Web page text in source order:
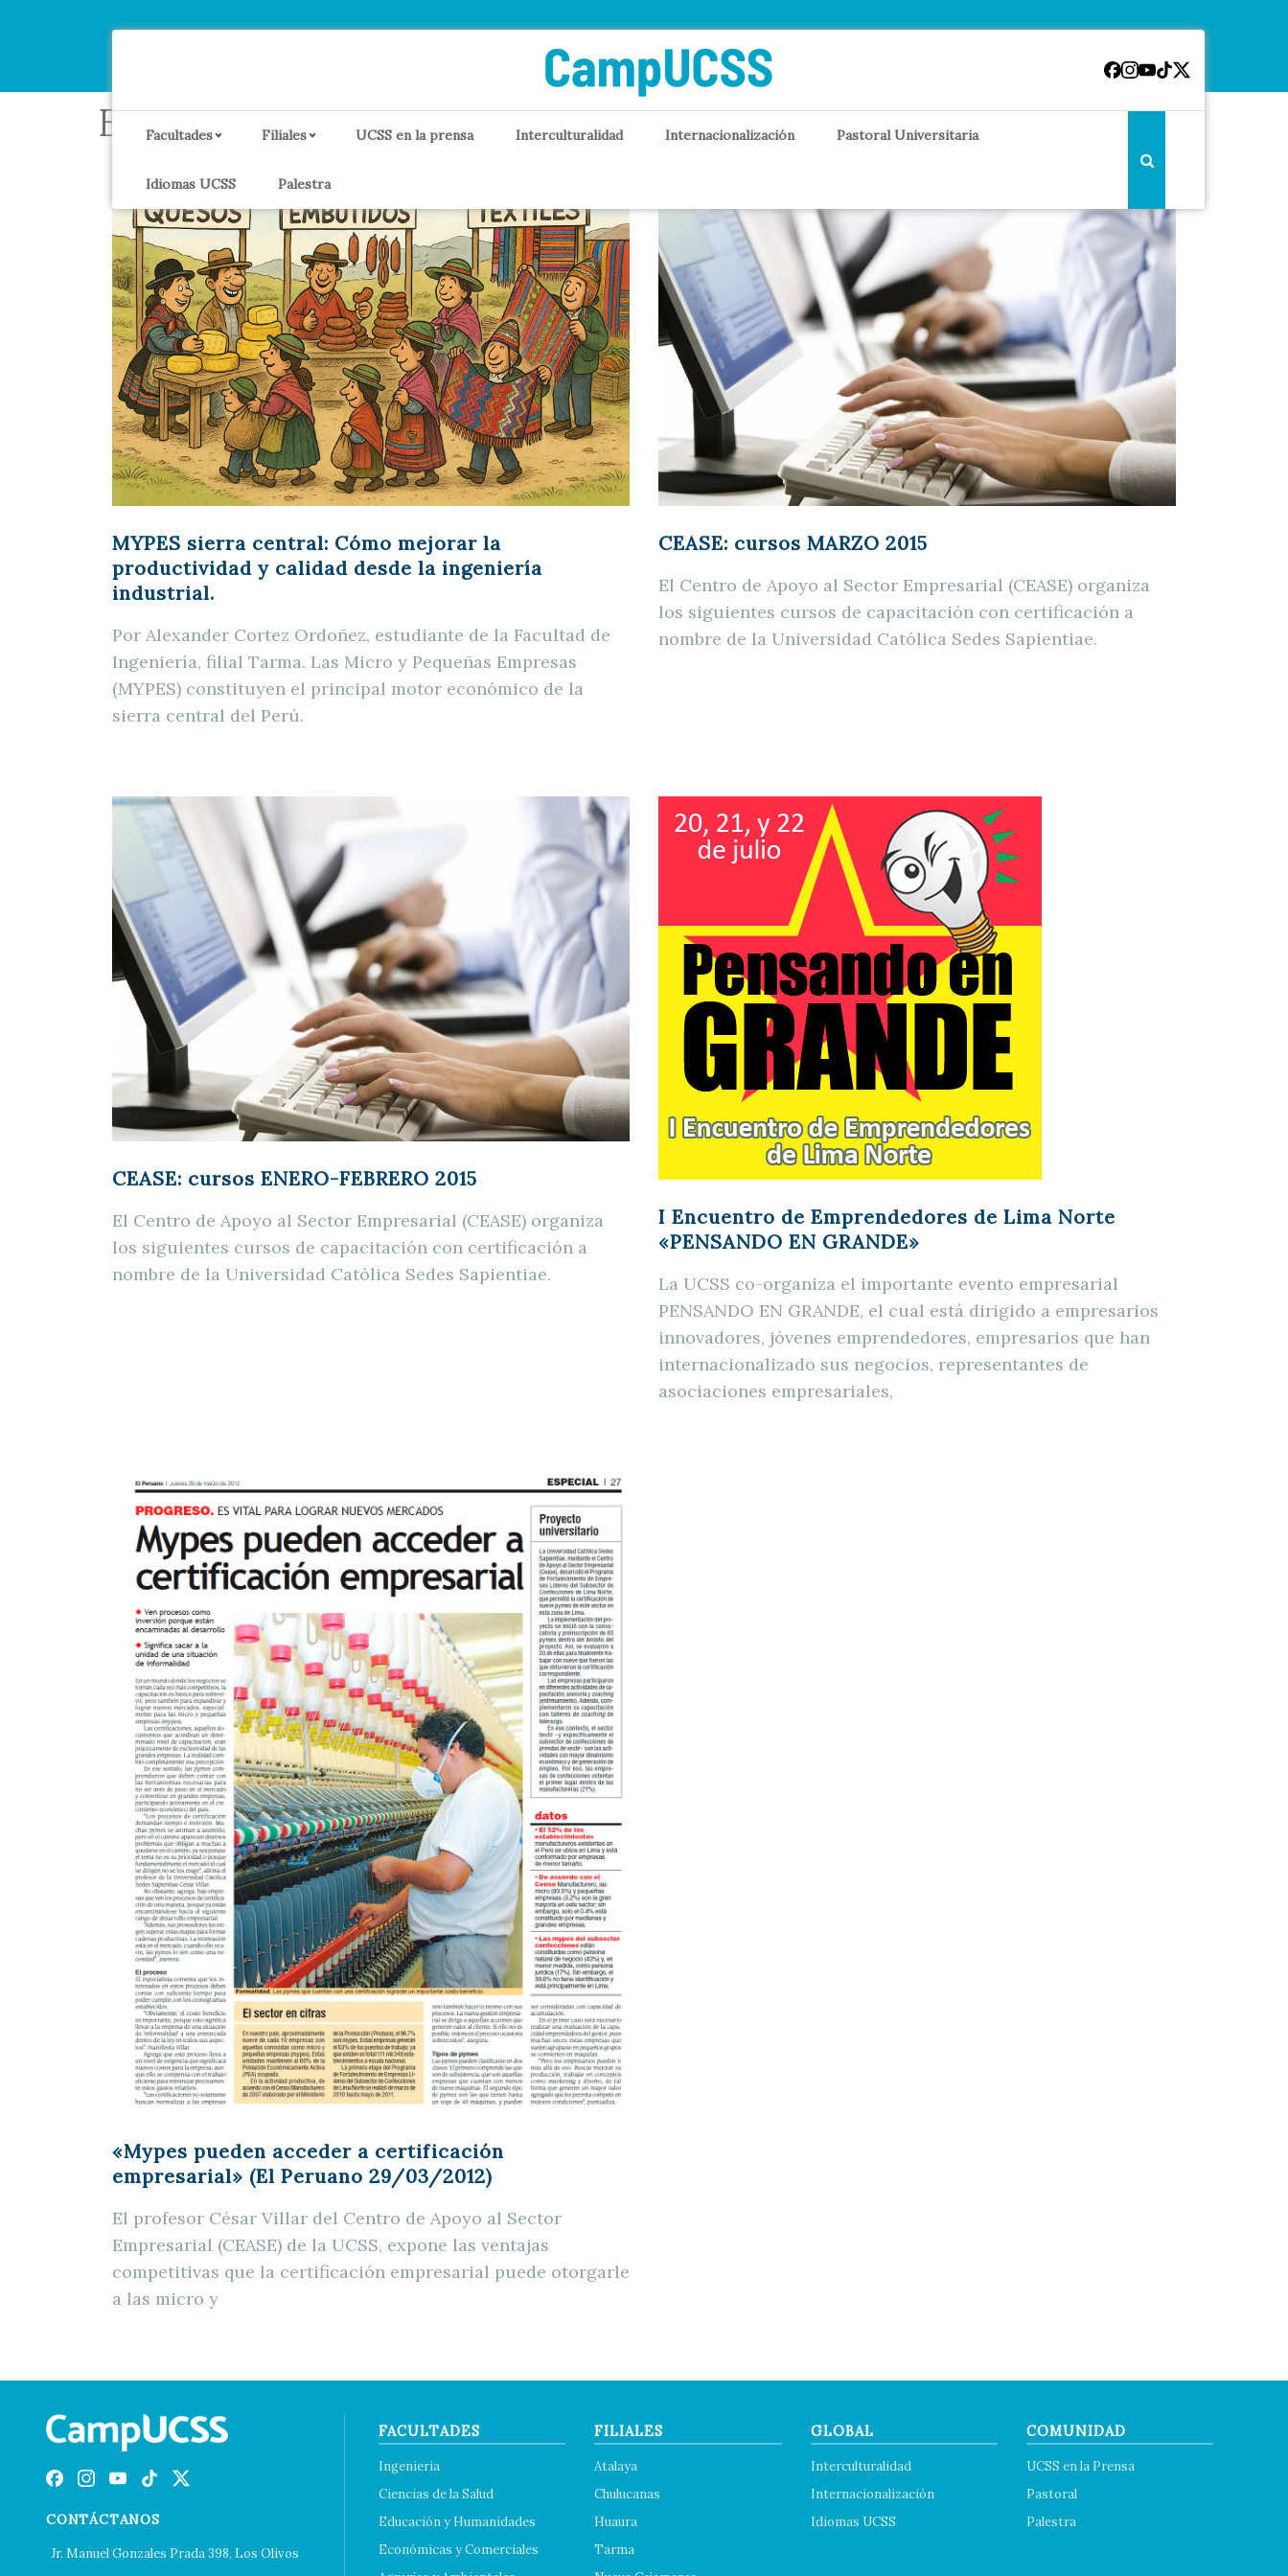
Facultades Filiales UCSS en la prensa Interculturalidad Internacionalización Pastoral Universitaria
Idiomas UCSS Palestra
Etiqueta:mypes
MYPES sierra central: Cómo mejorar la
productividad y calidad desde la ingeniería
industrial.
Por Alexander Cortez Ordoñez, estudiante de la Facultad de
Ingeniería, filial Tarma. Las Micro y Pequeñas Empresas
(MYPES) constituyen el principal motor económico de la
sierra central del Perú.
CEASE: cursos MARZO 2015
El Centro de Apoyo al Sector Empresarial (CEASE) organiza
los siguientes cursos de capacitación con certificación a
nombre de la Universidad Católica Sedes Sapientiae.
CEASE: cursos ENERO-FEBRERO 2015
El Centro de Apoyo al Sector Empresarial (CEASE) organiza
los siguientes cursos de capacitación con certificación a
nombre de la Universidad Católica Sedes Sapientiae.
I Encuentro de Emprendedores de Lima Norte
«PENSANDO EN GRANDE»
La UCSS co-organiza el importante evento empresarial
PENSANDO EN GRANDE, el cual está dirigido a empresarios
innovadores, jóvenes emprendedores, empresarios que han
internacionalizado sus negocios, representantes de
asociaciones empresariales,
«Mypes pueden acceder a certificación
empresarial» (El Peruano 29/03/2012)
El profesor César Villar del Centro de Apoyo al Sector
Empresarial (CEASE) de la UCSS, expone las ventajas
competitivas que la certificación empresarial puede otorgarle
a las micro y
CONTÁCTANOS
Jr. Manuel Gonzales Prada 398, Los Olivos
FACULTADES
Ingeniería
Ciencias de la Salud
Educación y Humanidades
Económicas y Comerciales
FILIALES
Atalaya
Chulucanas
Huaura
Tarma
GLOBAL
Interculturalidad
Internacionalización
Idiomas UCSS
COMUNIDAD
UCSS en la Prensa
Pastoral
Palestra